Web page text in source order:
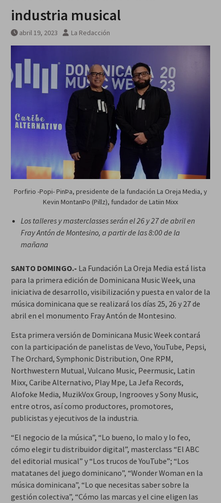
industria musical
abril 19, 2023 La Redacción
Porfirio -Popi- PinÞa, presidente de la fundación La Oreja Media, y
Kevin MontanÞo (Pillz), fundador de Latiin Mixx
Los talleres y masterclasses serán el 26 y 27 de abril en
Fray Antón de Montesino, a partir de las 8:00 de la
mañana
SANTO DOMINGO.- La Fundación La Oreja Media está lista
para la primera edición de Dominicana Music Week, una
iniciativa de desarrollo, visibilización y puesta en valor de la
música dominicana que se realizará los días 25, 26 y 27 de
abril en el monumento Fray Antón de Montesino.
Esta primera versión de Dominicana Music Week contará
con la participación de panelistas de Vevo, YouTube, Pepsi,
The Orchard, Symphonic Distribution, One RPM,
Northwestern Mutual, Vulcano Music, Peermusic, Latin
Mixx, Caribe Alternativo, Play Mpe, La Jefa Records,
Alofoke Media, MuzikVox Group, Ingrooves y Sony Music,
entre otros, así como productores, promotores,
publicistas y ejecutivos de la industria.
“El negocio de la música”, “Lo bueno, lo malo y lo feo,
cómo elegir tu distribuidor digital”, masterclass “El ABC
del editorial musical” y “Los trucos de YouTube”; “Los
matatanes del juego dominicano”, “Wonder Woman en la
música dominicana”, “Lo que necesitas saber sobre la
gestión colectiva”, “Cómo las marcas y el cine eligen las